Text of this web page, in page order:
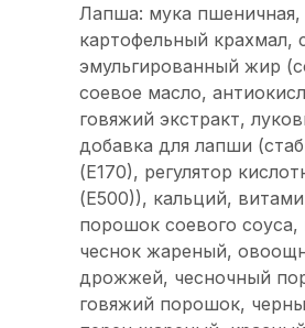
Лапша: мука
картофельный крахмал,
эмульгированный жир
соевое масло,
говяжий экстракт,
добавка для лапши
(Е170), регулятор
(Е500)), кальций,
порошок соевого соуса,
чеснок жареный,
дрожжей, чесночный
говяжий порошок,